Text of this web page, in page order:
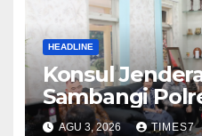
HEADLINE
Konsul
Sambangi
Pererat
AGU 3, 2026 TIMES7